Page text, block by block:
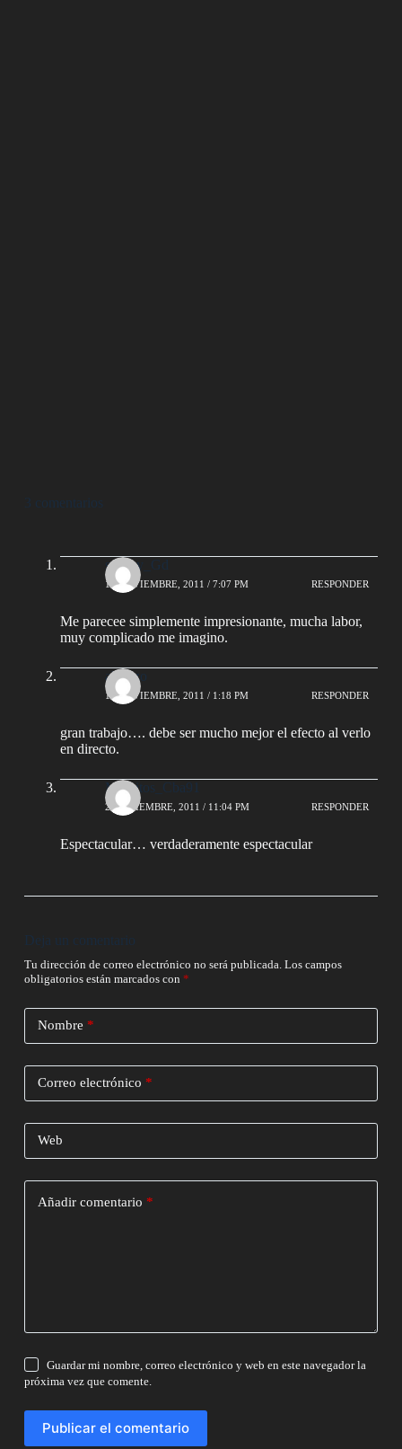
3 comentarios
saMpy_Gd
13 NOVIEMBRE, 2011 / 7:07 PM RESPONDER
Me parecee simplemente impresionante, mucha labor,
muy complicado me imagino.
alfonzo
14 NOVIEMBRE, 2011 / 1:18 PM RESPONDER
gran trabajo…. debe ser mucho mejor el efecto al verlo
en directo.
Markitos_Cba91
22 DICIEMBRE, 2011 / 11:04 PM RESPONDER
Espectacular… verdaderamente espectacular
Deja un comentario
Tu dirección de correo electrónico no será publicada. Los campos
obligatorios están marcados con *
Nombre *
Correo electrónico *
Web
Añadir comentario *
Guardar mi nombre, correo electrónico y web en este navegador la
próxima vez que comente.
Publicar el comentario